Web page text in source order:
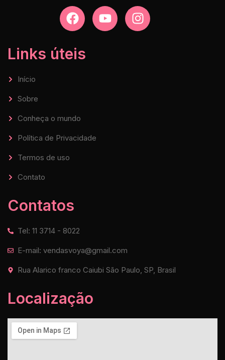
Links úteis
Início
Sobre
Conheça o mundo
Política de Privacidade
Termos de uso
Contato
Contatos
Tel: 11 3714 - 8022
E-mail: vendasvoya@gmail.com
Rua Alarico franco Caiubi São Paulo, SP, Brasil
Localização